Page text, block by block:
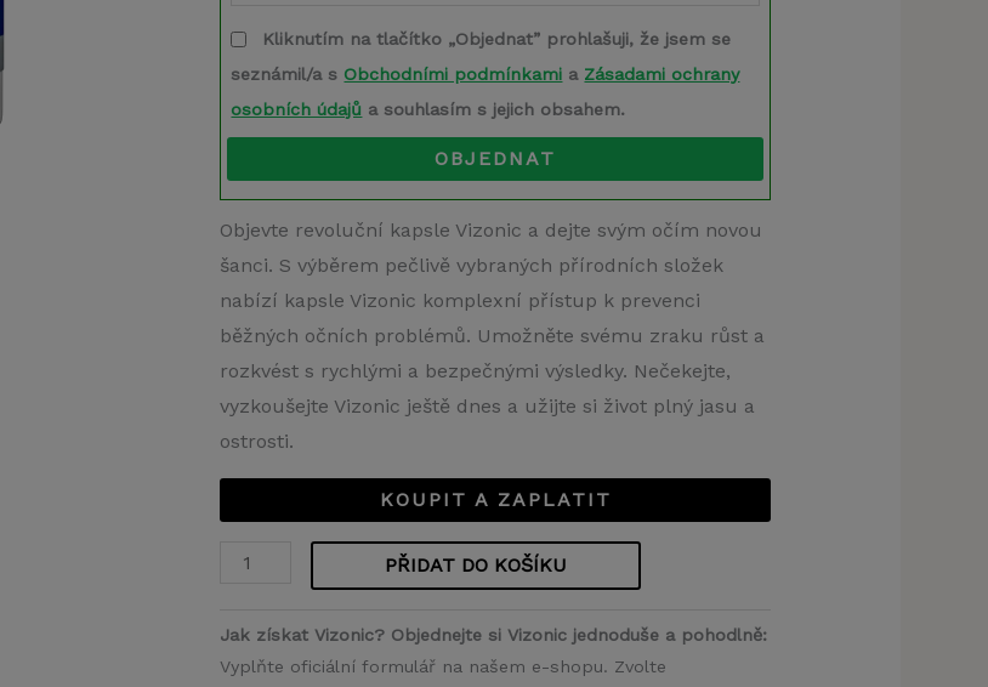
Kliknutím na tlačítko „Objednat” prohlašuji, že jsem se
seznámil/a s Obchodními podmínkami a Zásadami ochrany
osobních údajů a souhlasím s jejich obsahem.
OBJEDNAT
Objevte revoluční kapsle Vizonic a dejte svým očím novou
šanci. S výběrem pečlivě vybraných přírodních složek
nabízí kapsle Vizonic komplexní přístup k prevenci
běžných očních problémů. Umožněte svému zraku růst a
rozkvést s rychlými a bezpečnými výsledky. Nečekejte,
vyzkoušejte Vizonic ještě dnes a užijte si život plný jasu a
ostrosti.
KOUPIT A ZAPLATIT
PŘIDAT DO KOŠÍKU
Jak získat Vizonic? Objednejte si Vizonic jednoduše a pohodlně:
Vyplňte oficiální formulář na našem e-shopu. Zvolte